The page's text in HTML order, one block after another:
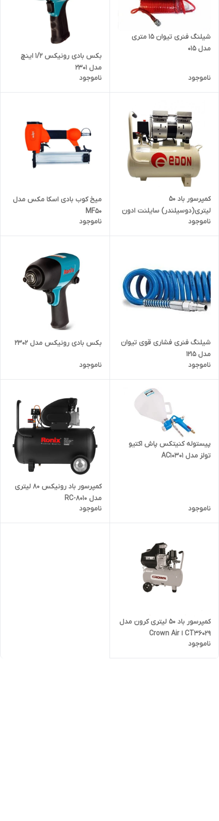
شیلنگ فنری تیوان 15 متری
مدل 015
ناموجود
بکس بادی رونیکس 1/2 اینچ
مدل 2301
ناموجود
کمپرسور باد 50
لیتری(دوسیلندر) سایلنت ادون
مدل ED550-50L
ناموجود
میخ کوب بادی اسکا مکس مدل
MF50
ناموجود
شیلنگ فنری فشاری قوی تیوان
مدل 1215
ناموجود
بکس بادی رونیکس مدل 2302
ناموجود
پیستوله کنیتکس پاش اکتیو
تولز مدل AC10301
ناموجود
کمپرسور باد رونیکس 80 لیتری
مدل RC-8010
ناموجود
کمپرسور باد 50 لیتری کرون مدل
CT36029 ا Crown Air
Compressor Model CT36029
ناموجود